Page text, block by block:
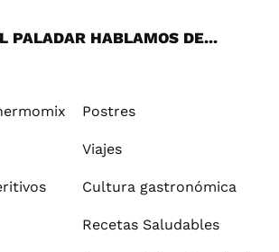
PALADAR HABLAMOS DE...
Postres
Viajes
Cultura gastronómica
Recetas Saludables